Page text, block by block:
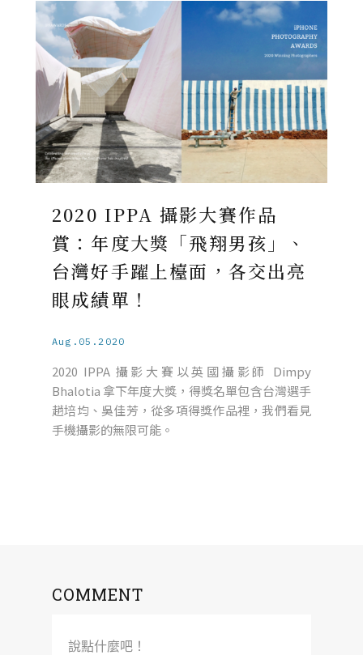
2020 IPPA 攝影大賽作品
賞：年度大獎「飛翔男孩」、
台灣好手躍上檯面，各交出亮
眼成績單！
Aug.05.2020
2020 IPPA 攝影大賽以英國攝影師 Dimpy
Bhalotia 拿下年度大獎，得獎名單包含台灣選手
趙培均、吳佳芳，從多項得獎作品裡，我們看見
手機攝影的無限可能。
COMMENT
說點什麼吧！